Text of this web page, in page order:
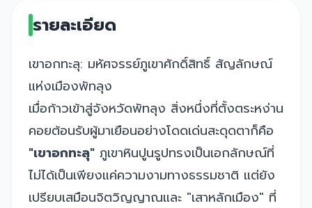
รายละเอียด
เขาอกทะลุ: มหัศจรรย์ภูเขาศักดิ์สิทธิ์ สัญลักษณ์
แห่งเมืองพัทลุง
เมื่อก้าวเข้าสู่จังหวัดพัทลุง สิ่งหนึ่งที่ตั้งตระหง่าน
คอยต้อนรับผู้มาเยือนอย่างโดดเด่นสะดุดตาก็คือ
"เขาอกทะลุ" ภูเขาหินปูนรูปทรงเป็นเอกลักษณ์ที่
ไม่ได้เป็นเพียงแค่ความงามทางธรรมชาติ แต่ยัง
เปรียบเสมือนจิตวิญญาณและ "เสาหลักเมือง" ที่